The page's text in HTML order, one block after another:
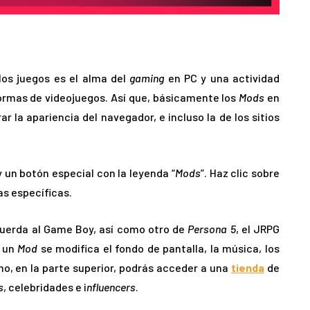
juegos es el alma del gaming en PC y una actividad
de videojuegos. Así que, básicamente los Mods en
la apariencia del navegador, e incluso la de los sitios
botón especial con la leyenda “Mods”. Haz clic sobre
específicas.
al Game Boy, así como otro de Persona 5, el JRPG
Mod se modifica el fondo de pantalla, la música, los
en la parte superior, podrás acceder a una tienda de
, celebridades e influencers.